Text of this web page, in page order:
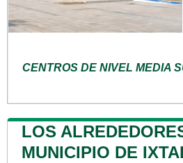
CENTROS DE NIVEL MEDIA
LOS
MUNICIPIO DE